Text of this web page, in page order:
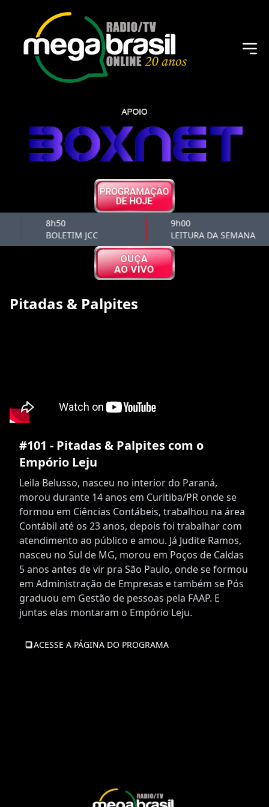
8h50
BOLETIM JCC
9h00
LEITURA DA SEMANA
Pitadas & Palpites
#101 - Pitadas & Palpites com o
Empório Leju
Leila Belusso, nasceu no interior do Paraná,
morou durante 14 anos em Curitiba/PR onde se
formou em Ciências Contábeis, trabalhou na área
Contábil até os 23 anos, depois foi trabalhar com
atendimento ao público e amou. Já Judite Ramos,
nasceu no Sul de MG, morou em Poços de Caldas
5 anos antes de vir pra São Paulo, onde se formou
em Administração de Empresas e também se Pós
graduou em Gestão de pessoas pela FAAP. E
juntas elas montaram o Empório Leju.
ACESSE A PÁGINA DO PROGRAMA